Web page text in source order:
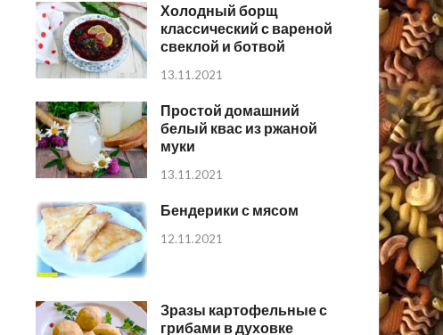
Холодный борщ
классический с вареной
свеклой и ботвой
13.11.2021
Простой домашний
белый квас из ржаной
муки
13.11.2021
Бендерики с мясом
12.11.2021
Зразы картофельные с
грибами в духовке